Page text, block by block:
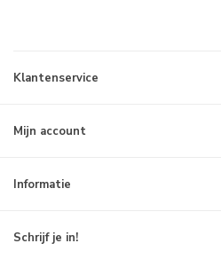
Klantenservice
Mijn account
Informatie
Schrijf je in!